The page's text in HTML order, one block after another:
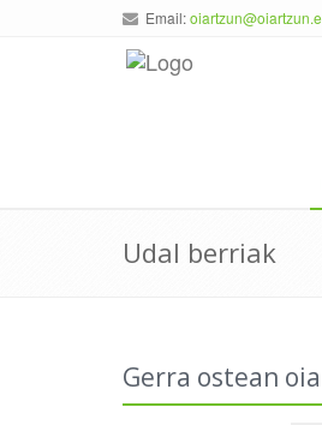
Email:
Udal berriak
Gerra ostean